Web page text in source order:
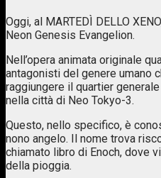
Oggi, al MARTEDÌ DELLO
Neon Genesis Evangelion.
Nell’opera animata originale
antagonisti del genere umano
raggiungere il quartier
nella città di Neo Tokyo-3.
Questo, nello specifico, è
nono angelo. Il nome trova
chiamato libro di Enoch, dove
della pioggia.